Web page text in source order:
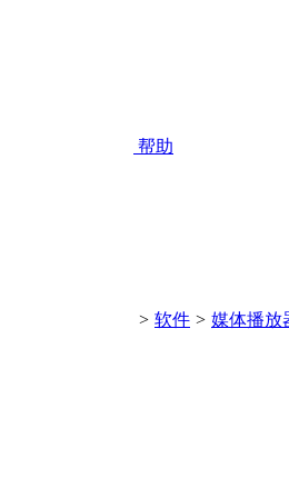
帮助
> 软件 > 媒体播放